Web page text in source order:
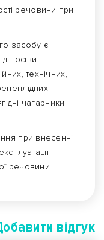
речовини при
засобу є
посіви
технічних,
чагарники
при внесенні
речовини.
вiдгук